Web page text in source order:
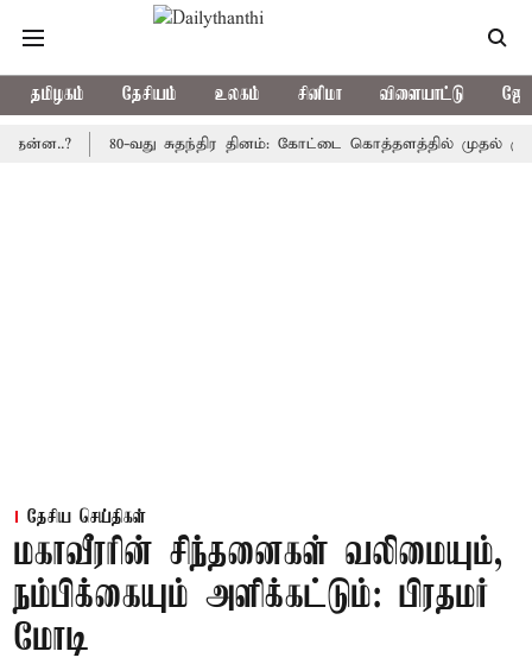
தமிழகம் தேசியம் உலகம் சினிமா விளையாட்டு
80-வது சுதந்திர தினம்: கோட்டை கொத்தளத்தில் முதல்
தேசிய செய்திகள்
மகாவீரரின் சிந்தனைகள் வலிமையும்,
நம்பிக்கையும் அளிக்கட்டும்: பிரதமர்
மோடி